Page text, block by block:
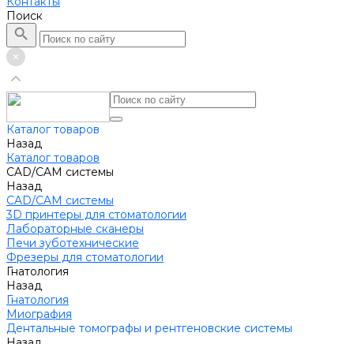
Поиск
Каталог товаров
Назад
Каталог товаров
CAD/CAM системы
Назад
CAD/CAM системы
3D принтеры для стоматологии
Лабораторные сканеры
Печи зуботехнические
Фрезеры для стоматологии
Гнатология
Назад
Гнатология
Миография
Дентальные томографы и рентгеновские системы